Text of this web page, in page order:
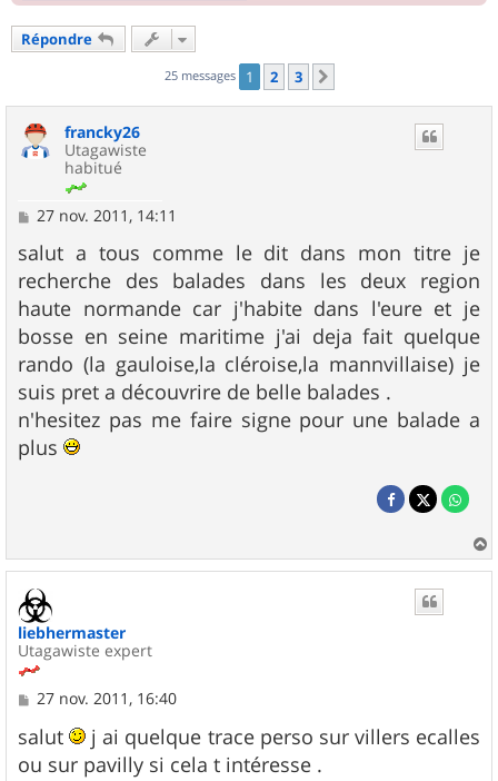
Répondre
25 messages 1 2 3
francky26
Utagawiste
habitué
M
s
s
a
g
e
27 nov. 2011, 14:11
salut a tous comme le dit dans mon titre je
recherche des balades dans les deux region
haute normande car j'habite dans l'eure et je
bosse en seine maritime j'ai deja fait quelque
rando (la gauloise,la cléroise,la mannvillaise) je
suis pret a découvrire de belle balades .
n'hesitez pas me faire signe pour une balade a
plus
a
liebhermaster
Utagawiste expert
M
s
s
a
27 nov. 2011, 16:40
salut
j ai quelque trace perso sur villers ecalles
ou sur pavilly si cela t intéresse .